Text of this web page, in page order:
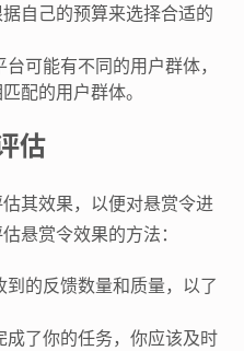
自己的预算来选择合适的
台可能有不同的用户群体，
配的用户群体。
估
其效果，以便对悬赏令进
悬赏令效果的方法：
到的反馈数量和质量，以了
成了你的任务，你应该及时